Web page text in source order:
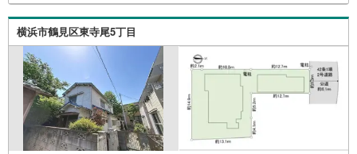
午後6時 （定休日:水曜日）この時間帯はお電話でのお問い
合わせがスムーズにご案内できます。★物件ツアー大歓迎
です！「室内・現地を見学する」ボタンよりお問合せ下さ
い。スタッフよりご案内可能な日程をご連絡させていただ
きます。
横浜市鶴見区東寺尾5丁目